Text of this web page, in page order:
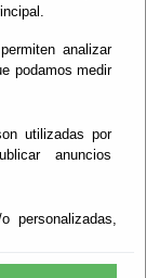
analizar
podamos medir
utilizadas por
anuncios
personalizadas,